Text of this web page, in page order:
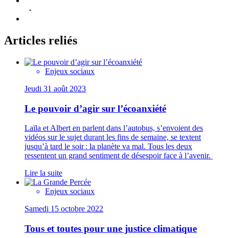
Articles reliés
Enjeux sociaux
Jeudi 31 août 2023
Le pouvoir d’agir sur l’écoanxiété
Laïla et Albert en parlent dans l’autobus, s’envoient des
vidéos sur le sujet durant les fins de semaine, se textent
jusqu’à tard le soir : la planète va mal. Tous les deux
ressentent un grand sentiment de désespoir face à l’avenir.
Lire la suite
Enjeux sociaux
Samedi 15 octobre 2022
Tous et toutes pour une justice climatique